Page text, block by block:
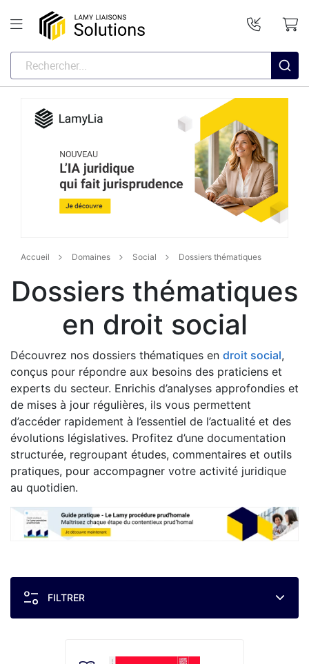
Accueil Domaines Social Dossiers thématiques
Dossiers thématiques
en droit social
Découvrez nos dossiers thématiques en droit social,
conçus pour répondre aux besoins des praticiens et
experts du secteur. Enrichis d’analyses approfondies et
de mises à jour régulières, ils vous permettent
d’accéder rapidement à l’essentiel de l’actualité et des
évolutions législatives. Profitez d’une documentation
structurée, regroupant études, commentaires et outils
pratiques, pour accompagner votre activité juridique
au quotidien.
FILTRER